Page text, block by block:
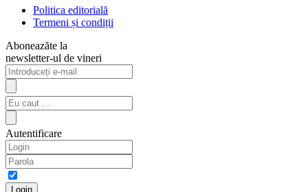
Politica editorială
Termeni și condiții
Aboneazăte la
newsletter-ul de vineri
Autentificare